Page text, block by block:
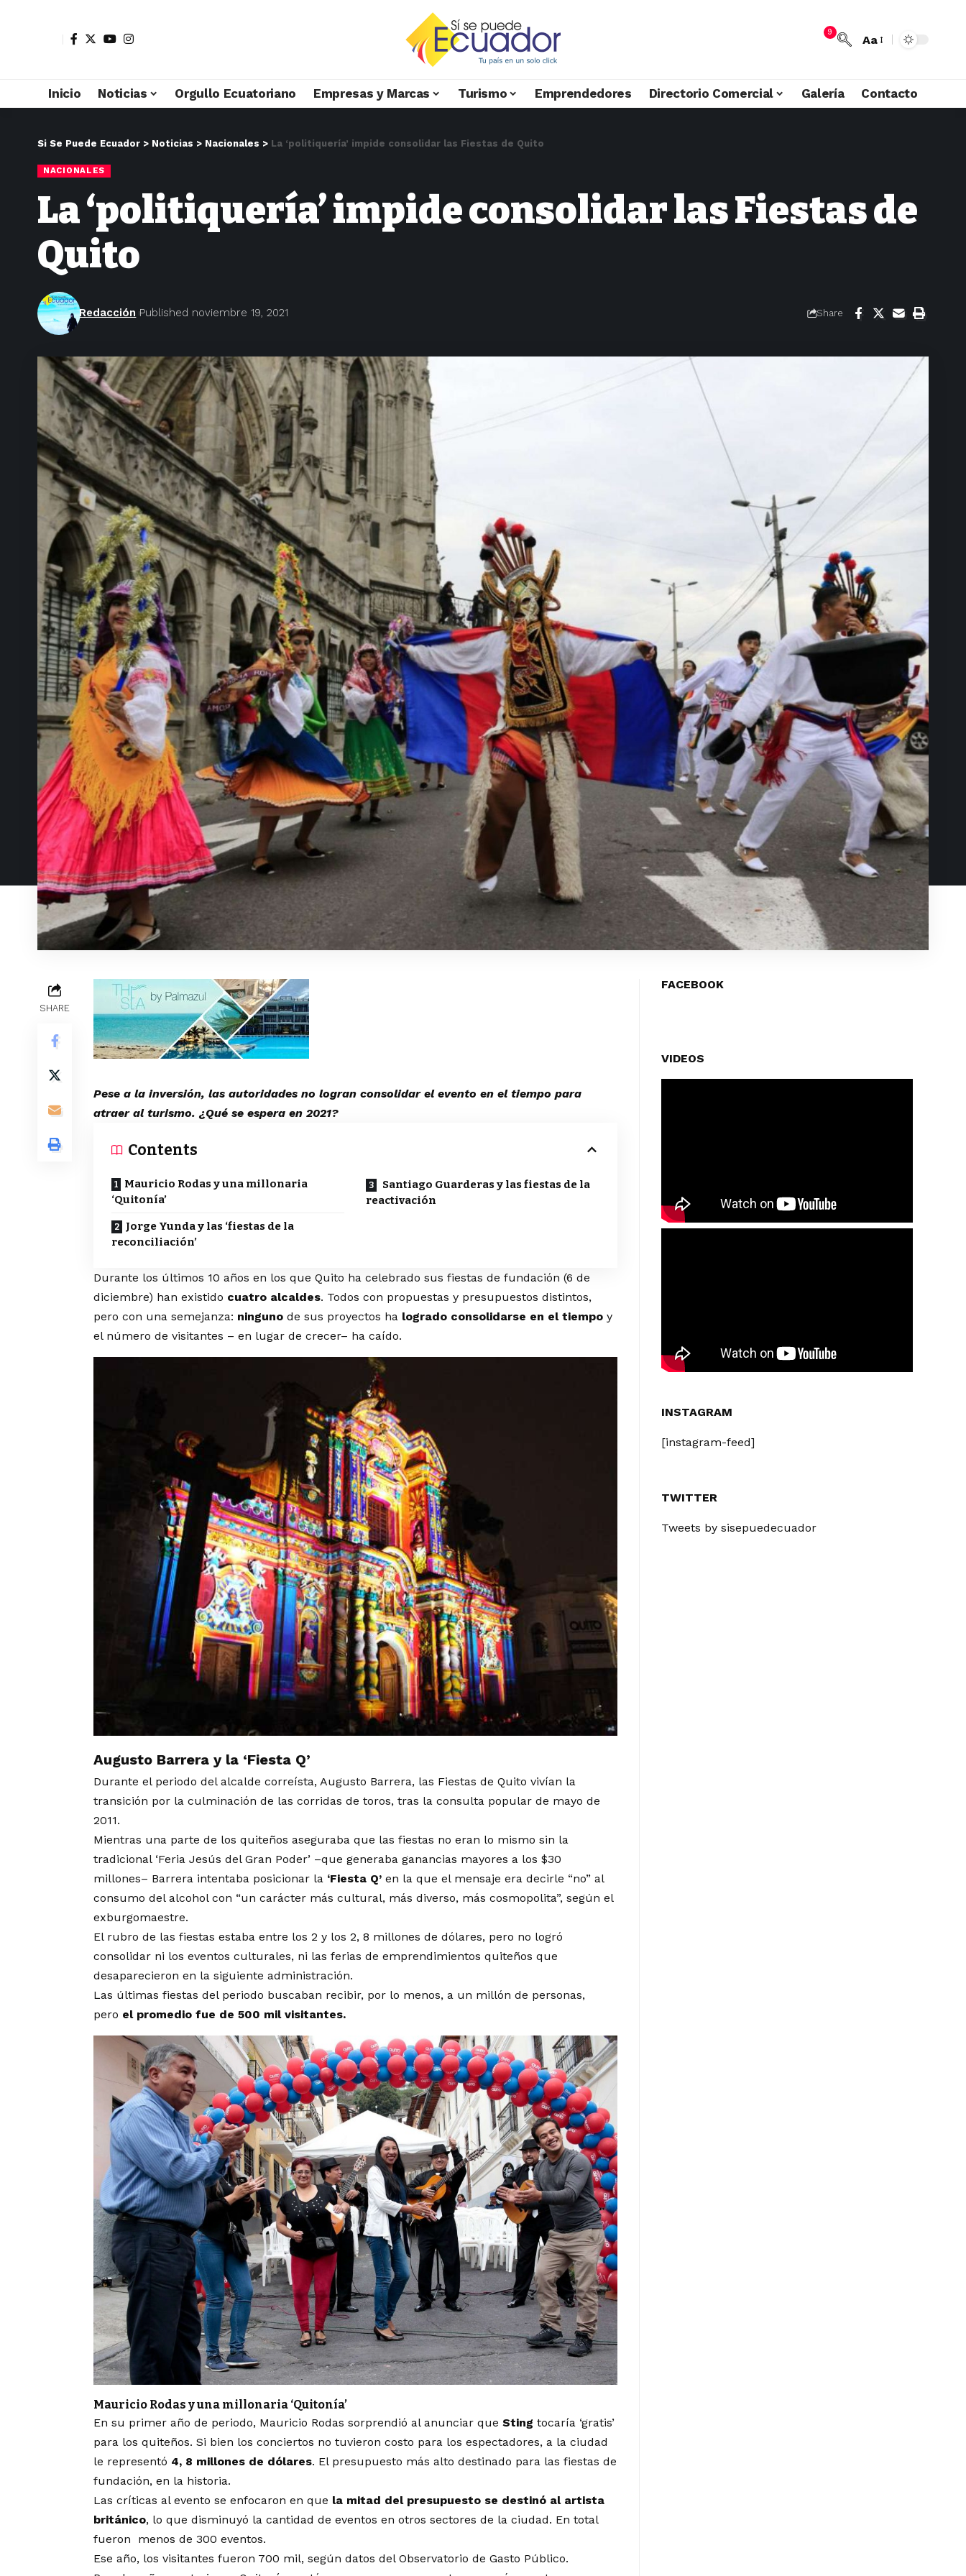
9
Aa
Inicio Noticias Orgullo Ecuatoriano Empresas y Marcas Turismo Emprendedores Directorio Comercial Galería Contacto
Si Se Puede Ecuador > Noticias > Nacionales > La ‘politiquería’ impide consolidar las Fiestas de Quito
NACIONALES
La ‘politiquería’ impide consolidar las Fiestas de
Quito
Redacción Published noviembre 19, 2021 Share
SHARE
Pese a la inversión, las autoridades no logran consolidar el evento en el tiempo para
atraer al turismo. ¿Qué se espera en 2021?
Contents
Mauricio Rodas y una millonaria
‘Quitonía’
Jorge Yunda y las ‘fiestas de la
reconciliación’
Santiago Guarderas y las fiestas de la
reactivación
Durante los últimos 10 años en los que Quito ha celebrado sus fiestas de fundación (6 de
diciembre) han existido cuatro alcaldes. Todos con propuestas y presupuestos distintos,
pero con una semejanza: ninguno de sus proyectos ha logrado consolidarse en el tiempo y
el número de visitantes – en lugar de crecer– ha caído.
Augusto Barrera y la ‘Fiesta Q’
Durante el periodo del alcalde correísta, Augusto Barrera, las Fiestas de Quito vivían la
transición por la culminación de las corridas de toros, tras la consulta popular de mayo de
2011.
Mientras una parte de los quiteños aseguraba que las fiestas no eran lo mismo sin la
tradicional ‘Feria Jesús del Gran Poder’ –que generaba ganancias mayores a los $30
millones– Barrera intentaba posicionar la ‘Fiesta Q’ en la que el mensaje era decirle “no” al
consumo del alcohol con “un carácter más cultural, más diverso, más cosmopolita”, según el
exburgomaestre.
El rubro de las fiestas estaba entre los 2 y los 2, 8 millones de dólares, pero no logró
consolidar ni los eventos culturales, ni las ferias de emprendimientos quiteños que
desaparecieron en la siguiente administración.
Las últimas fiestas del periodo buscaban recibir, por lo menos, a un millón de personas,
pero el promedio fue de 500 mil visitantes.
Mauricio Rodas y una millonaria ‘Quitonía’
En su primer año de periodo, Mauricio Rodas sorprendió al anunciar que Sting tocaría ‘gratis’
para los quiteños. Si bien los conciertos no tuvieron costo para los espectadores, a la ciudad
le representó 4, 8 millones de dólares. El presupuesto más alto destinado para las fiestas de
fundación, en la historia.
Las críticas al evento se enfocaron en que la mitad del presupuesto se destinó al artista
británico, lo que disminuyó la cantidad de eventos en otros sectores de la ciudad. En total
fueron menos de 300 eventos.
Ese año, los visitantes fueron 700 mil, según datos del Observatorio de Gasto Público.
FACEBOOK
VIDEOS
INSTAGRAM
[instagram-feed]
TWITTER
Tweets by sisepuedecuador